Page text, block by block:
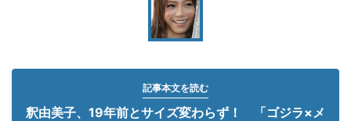
記事本文を読む
釈由美子、19年前とサイズ変わらず！ 「ゴジラ×メ